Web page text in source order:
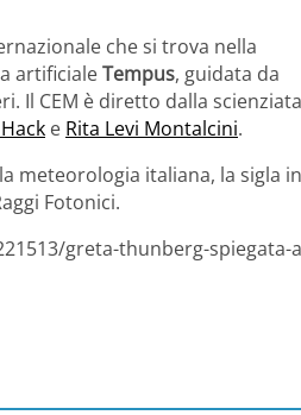
che si trova nella
artificialeTempus, guidata da
Il CEM è diretto dalla scienziata
e Rita Levi Montalcini.
meteorologia italiana, la sigla
Fotonici.
greta-thunberg-spiegata-